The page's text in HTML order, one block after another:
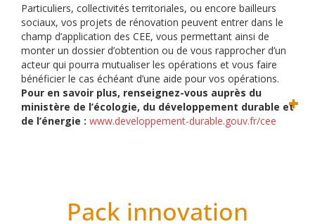
Particuliers, collectivités territoriales, ou encore bailleurs
sociaux, vos projets de rénovation peuvent entrer dans le
champ d’application des CEE, vous permettant ainsi de
monter un dossier d’obtention ou de vous rapprocher d’un
acteur qui pourra mutualiser les opérations et vous faire
bénéficier le cas échéant d’une aide pour vos opérations.
Pour en savoir plus, renseignez-vous auprès du
ministère de l’écologie, du développement durable et
de l’énergie : www.developpement-durable.gouv.fr/cee
Pack innovation